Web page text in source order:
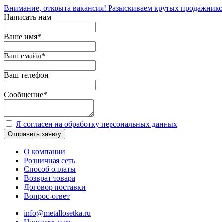
Внимание, открыта вакансия! Разыскиваем крутых
Написать нам
Ваше имя*
Ваш емайл*
Ваш телефон
Сообщение*
Я согласен на обработку персональных данных
Отправить заявку
О компании
Розничная сеть
Способ оплаты
Возврат товара
Договор поставки
Вопрос-ответ
info@metallosetka.ru